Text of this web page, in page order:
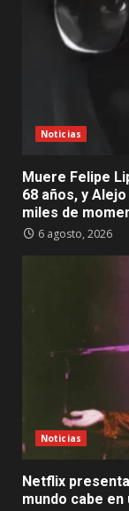
Noticias
Muere Felipe
68 años, y
miles de
6 agosto, 2026
Noticias
Netflix
mundo cabe en